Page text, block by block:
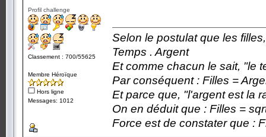
Profil challenge
Classement : 700/55625
Membre Héroïque
Hors ligne
Messages: 1012
Selon le postulat que les
Temps . Argent
Et comme chacun le sait, "le
Par conséquent : Filles =
Et parce que, "l'argent est la
On en déduit que : Filles =
Force est de constater que :